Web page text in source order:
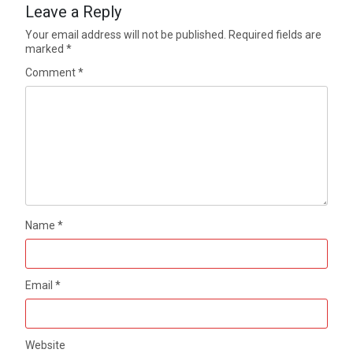
Leave a Reply
Your email address will not be published.
Required fields are
marked*
Comment*
Name*
Email*
Website